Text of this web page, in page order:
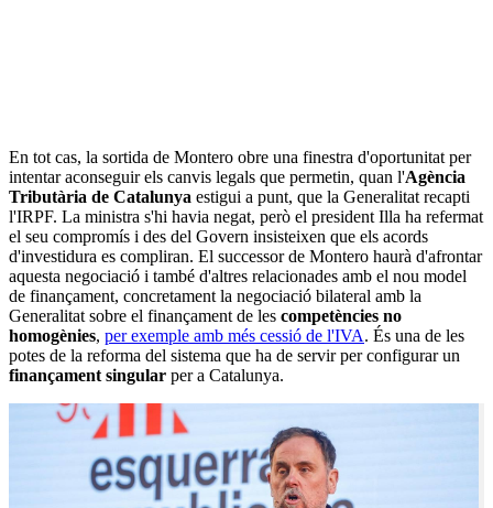
En tot cas, la sortida de Montero obre una finestra d'oportunitat per
intentar aconseguir els canvis legals que permetin, quan l'Agència
Tributària de Catalunya estigui a punt, que la Generalitat recapti
l'IRPF. La ministra s'hi havia negat, però el president Illa ha refermat
el seu compromís i des del Govern insisteixen que els acords
d'investidura es compliran. El successor de Montero haurà d'afrontar
aquesta negociació i també d'altres relacionades amb el nou model
de finançament, concretament la negociació bilateral amb la
Generalitat sobre el finançament de les competències no
homogènies, per exemple amb més cessió de l'IVA. És una de les
potes de la reforma del sistema que ha de servir per configurar un
finançament singular per a Catalunya.